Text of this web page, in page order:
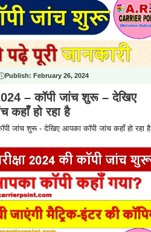
Publish: February 26, 2024
– कॉपी जांच शुरू – देखिए
कहाँ हो रहा है
जांच शुरू - देखिए आपका कॉपी जांच कहाँ हो रहा है